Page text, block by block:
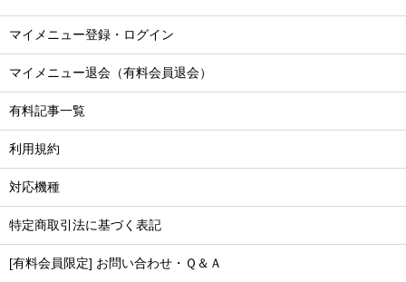
マイメニュー登録・ログイン
マイメニュー退会（有料会員退会）
有料記事一覧
利用規約
対応機種
特定商取引法に基づく表記
[有料会員限定] お問い合わせ・Ｑ＆Ａ